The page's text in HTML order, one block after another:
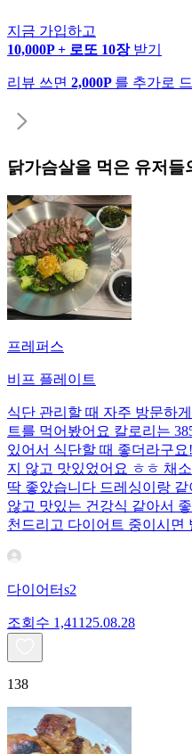
지금 가입하고
10,000P + 로또 10장 받기
리뷰 쓰면 2,000P 를 추가로
닭가슴살을 먹은 유저들
프레퍼스
비프 플레이트
식단 관리할 때 자주 방문하
트를 먹어봤어요 칼로리는
있어서 식단할 때 좋더라구
지 않고 맛있었어요 ㅎㅎ 채
딱 좋았습니다 드레싱이랑
않고 맛있는 건강식 같아서
천드리고 다이어트 중이시면
다이어터s2
조회수 1,411 25.08.28
138